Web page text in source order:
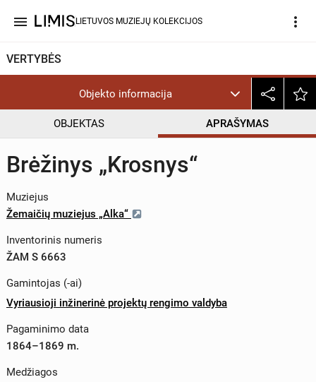
menu LIETUVOS MUZIEJŲ KOLEKCIJOS more_vert
VERTYBĖS
Objekto informacija
OBJEKTAS APRAŠYMAS
Brėžinys „Krosnys“
Muziejus
Žemaičių muziejus „Alka“
Inventorinis numeris
ŽAM S 6663
Gamintojas (-ai)
Vyriausioji inžinerinė projektų rengimo valdyba
Pagaminimo data
1864–1869 m.
Medžiagos